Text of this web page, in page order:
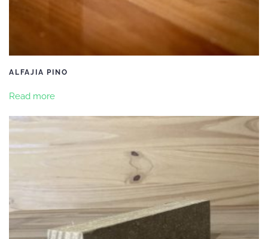
ALFAJIA PINO
Read more